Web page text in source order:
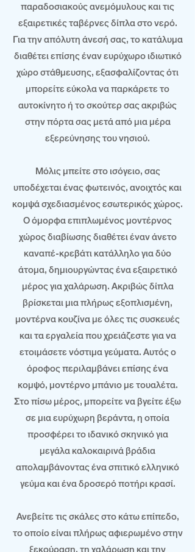
παραδοσιακούς ανεμόμυλους και τις
εξαιρετικές ταβέρνες δίπλα στο νερό.
Για την απόλυτη άνεσή σας, το κατάλυμα
διαθέτει επίσης έναν ευρύχωρο ιδιωτικό
χώρο στάθμευσης, εξασφαλίζοντας ότι
μπορείτε εύκολα να παρκάρετε το
αυτοκίνητο ή το σκούτερ σας ακριβώς
στην πόρτα σας μετά από μια μέρα
εξερεύνησης του νησιού.
Μόλις μπείτε στο ισόγειο, σας
υποδέχεται ένας φωτεινός, ανοιχτός και
κομψά σχεδιασμένος εσωτερικός χώρος.
Ο όμορφα επιπλωμένος μοντέρνος
χώρος διαβίωσης διαθέτει έναν άνετο
καναπέ-κρεβάτι κατάλληλο για δύο
άτομα, δημιουργώντας ένα εξαιρετικό
μέρος για χαλάρωση. Ακριβώς δίπλα
βρίσκεται μια πλήρως εξοπλισμένη,
μοντέρνα κουζίνα με όλες τις συσκευές
και τα εργαλεία που χρειάζεστε για να
ετοιμάσετε νόστιμα γεύματα. Αυτός ο
όροφος περιλαμβάνει επίσης ένα
κομψό, μοντέρνο μπάνιο με τουαλέτα.
Στο πίσω μέρος, μπορείτε να βγείτε έξω
σε μια ευρύχωρη βεράντα, η οποία
προσφέρει το ιδανικό σκηνικό για
μεγάλα καλοκαιρινά βράδια
απολαμβάνοντας ένα σπιτικό ελληνικό
γεύμα και ένα δροσερό ποτήρι κρασί.
Ανεβείτε τις σκάλες στο κάτω επίπεδο,
το οποίο είναι πλήρως αφιερωμένο στην
ξεκούραση, τη χαλάρωση και την